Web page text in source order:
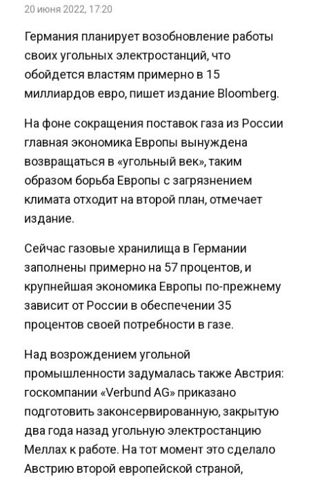
Германия планирует возобновление работы
своих угольных электростанций, что
обойдется властям примерно в 15
миллиардов евро, пишет издание Bloomberg.
На фоне сокращения поставок газа из России
главная экономика Европы вынуждена
возвращаться в «угольный век», таким
образом борьба Европы с загрязнением
климата отходит на второй план, отмечает
издание.
Сейчас газовые хранилища в Германии
заполнены примерно на 57 процентов, и
крупнейшая экономика Европы по-прежнему
зависит от России в обеспечении 35
процентов своей потребности в газе.
Над возрождением угольной
промышленности задумалась также Австрия:
госкомпании «Verbund AG» приказано
подготовить законсервированную, закрытую
два года назад угольную электростанцию ​​
Меллах к работе. На тот момент это сделало
Австрию второй европейской страной,